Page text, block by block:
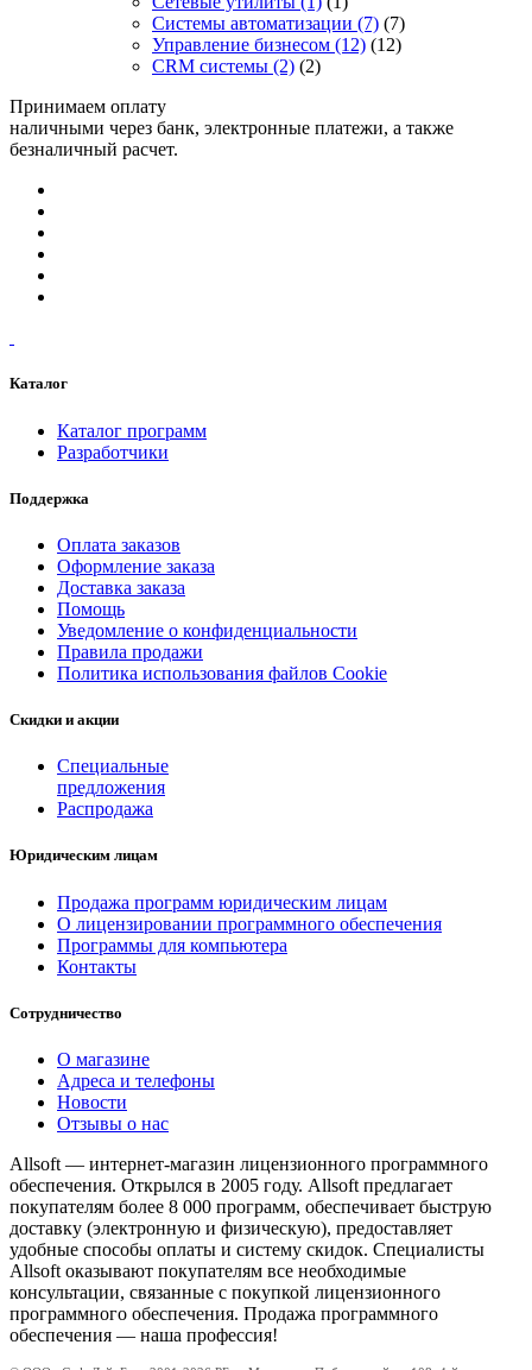
Системы автоматизации (7) (7)
Управление бизнесом (12) (12)
CRM системы (2) (2)
Принимаем оплату
наличными через банк, электронные платежи, а также
безналичный расчет.
Каталог
Каталог программ
Разработчики
Поддержка
Оплата заказов
Оформление заказа
Доставка заказа
Помощь
Уведомление о конфиденциальности
Правила продажи
Политика использования файлов Cookie
Скидки и акции
Специальные
предложения
Распродажа
Юридическим лицам
Продажа программ юридическим лицам
О лицензировании программного обеспечения
Программы для компьютера
Контакты
Сотрудничество
О магазине
Адреса и телефоны
Новости
Отзывы о нас
Allsoft — интернет-магазин лицензионного программного
обеспечения. Открылся в 2005 году. Allsoft предлагает
покупателям более 8 000 программ, обеспечивает быструю
доставку (электронную и физическую), предоставляет
удобные способы оплаты и систему скидок. Специалисты
Allsoft оказывают покупателям все необходимые
консультации, связанные с покупкой лицензионного
программного обеспечения. Продажа программного
обеспечения — наша профессия!